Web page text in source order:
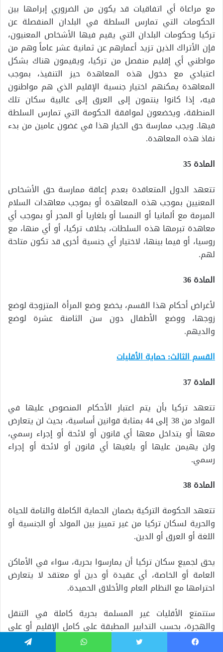
مع مراعاة أي اتفاقيات قد يكون من الضروري إبرامها بين
الحكومات التي تمارس السلطة في البلدان المنفصلة عن
تركيا وحكومات البلدان التي يقيم فيها الأشخاص المعنيون،
فإن الأتراك الذين تزيد أعمارهم عن ثمانية عشر عاماً وهم من
مواطني أي إقليم منفصل من تركيا، ويقيمون هناك بشكل
اعتيادي مع دخول هذه المعاهدة حيز التنفيذ، بموجب
المعاهدة يمكنهم اختيار جنسية الإقليم الذي هم مواطنون
فيه، إذا كانوا ينتمون إلى العرق إلى غالبية سكان تلك
المنطقة، ويخضعون لموافقة الحكومة التي تمارس السلطة
فيها. ويجب ممارسة حق الخيار هذا في غضون عامين من بدء
نفاذ هذه المعاهدة.
المادة 35
تتعهد الدول المتعاقدة بعدم إعاقة ممارسة حق الأشخاص
المعنيين بموجب هذه المعاهدة أو بموجب معاهدات السلام
المبرمة مع ألمانيا أو النمسا أو بلغاريا أو المجر أو بموجب أي
معاهدة تبرمها هذه السلطات، بخلاف تركيا، أو أي منها، مع
روسيا، أو فيما بينها، لاختيار أي جنسية أخرى قد تكون متاحة
لهم.
المادة 36
لأغراض أحكام هذا القسم، يخضع وضع المرأة المتزوجة لوضع
زوجها، ووضع الأطفال دون سن الثامنة عشرة لوضع
والديهم.
القسم الثالث: حماية الأقليات
المادة 37
تتعهد تركيا بأن يتم اعتبار الأحكام المنصوص عليها في
المواد من 38 إلى 44 بمثابة قوانين أساسية، بحيث لن يتعارض
معها أو يتداخل معها أي قانون أو لائحة أو إجراء رسمي،
ولن يهيمن عليها أو يلغيها أي قانون أو لائحة أو إجراء
رسمي.
المادة 38
تتعهد الحكومة التركية بضمان الحماية الكاملة والتامة للحياة
والحرية لسكان تركيا من غير تمييز بين المولد أو الجنسية أو
اللغة أو العرق أو الدين.
يحق لجميع سكان تركيا أن يمارسوا بحرية، سواء في الأماكن
العامة أو الخاصة، أي عقيدة أو دين أو معتقد لا يتعارض
احترامها مع النظام العام والأخلاق الحميدة.
ستتمتع الأقليات غير المسلمة بحرية كاملة في التنقل
والهجرة، بحسب التدابير المطبقة على كامل الإقليم أو على
جزء منه، على جميع المواطنين الأتراك، والتي قد تتخذها